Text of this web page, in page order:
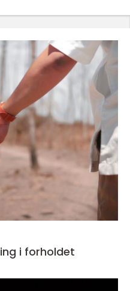
i forholdet